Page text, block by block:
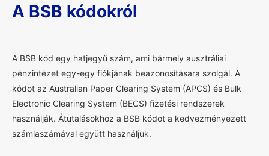
A BSB kódokról
A BSB kód egy hatjegyű szám, ami bármely ausztráliai
pénzintézet egy-egy fiókjának beazonosításara szolgál. A
kódot az Australian Paper Clearing System (APCS) és Bulk
Electronic Clearing System (BECS) fizetési rendszerek
használják. Átutalásokhoz a BSB kódot a kedvezményezett
számlaszámával együtt használjuk.